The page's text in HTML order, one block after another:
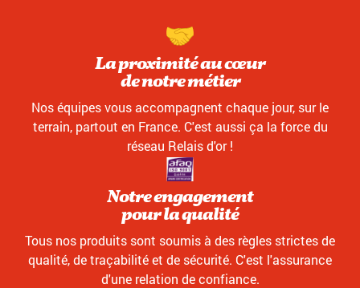
La proximité au cœur
de notre métier
Nos équipes vous accompagnent chaque jour, sur le
terrain, partout en France. C'est aussi ça la force du
réseau Relais d'or !
Notre engagement
pour la qualité
Tous nos produits sont soumis à des règles strictes de
qualité, de traçabilité et de sécurité. C'est l'assurance
d'une relation de confiance.